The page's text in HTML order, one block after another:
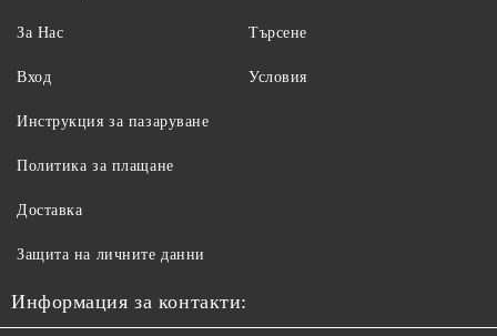
За Нас
Вход
Търсене
Условия
Инструкция за пазаруване
Политика за плащане
Доставка
Защита на личните данни
Информация за контакти: